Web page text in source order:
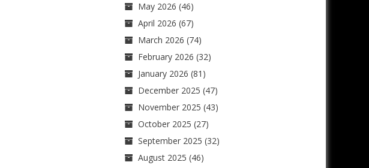
May 2026 (46)
April 2026 (67)
March 2026 (74)
February 2026 (32)
January 2026 (81)
December 2025 (47)
November 2025 (43)
October 2025 (27)
September 2025 (32)
August 2025 (46)